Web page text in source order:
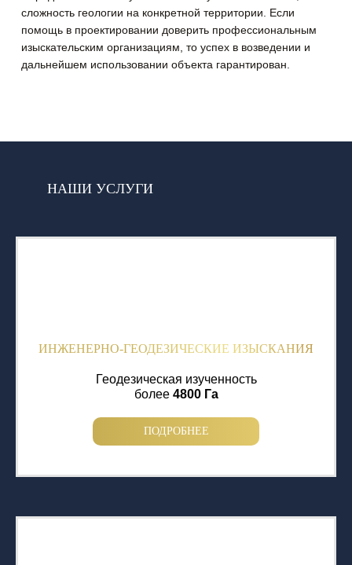
сложность геологии на конкретной территории. Если
помощь в проектировании доверить профессиональным
изыскательским организациям, то успех в возведении и
дальнейшем использовании объекта гарантирован.
НАШИ УСЛУГИ
ИНЖЕНЕРНО-ГЕОДЕЗИЧЕСКИЕ ИЗЫСКАНИЯ
Геодезическая изученность
более 4800 Га
ПОДРОБНЕЕ